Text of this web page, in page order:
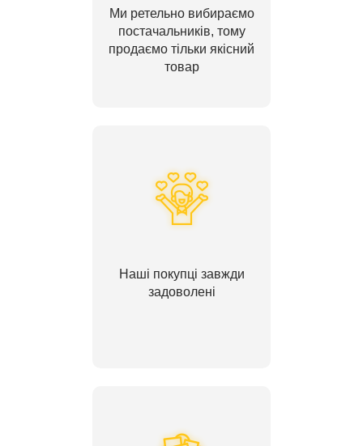
Ми ретельно вибираємо
постачальників, тому
продаємо тільки якісний
товар
Наші покупці завжди
задоволені